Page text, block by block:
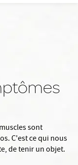
sont
C'est ce qui nous
de tenir un objet.